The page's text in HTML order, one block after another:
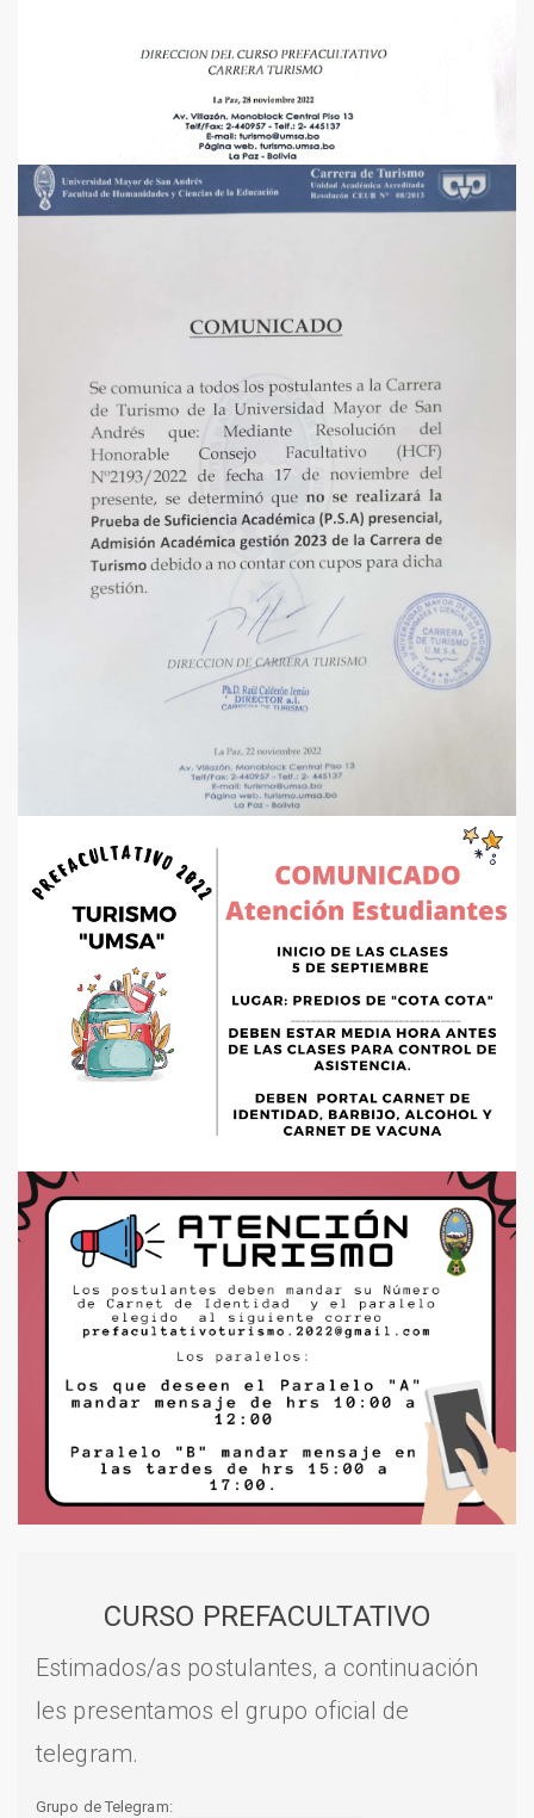
CURSO PREFACULTATIVO
Estimados/as postulantes, a continuación
les presentamos el grupo oficial de
telegram.
Grupo de Telegram: